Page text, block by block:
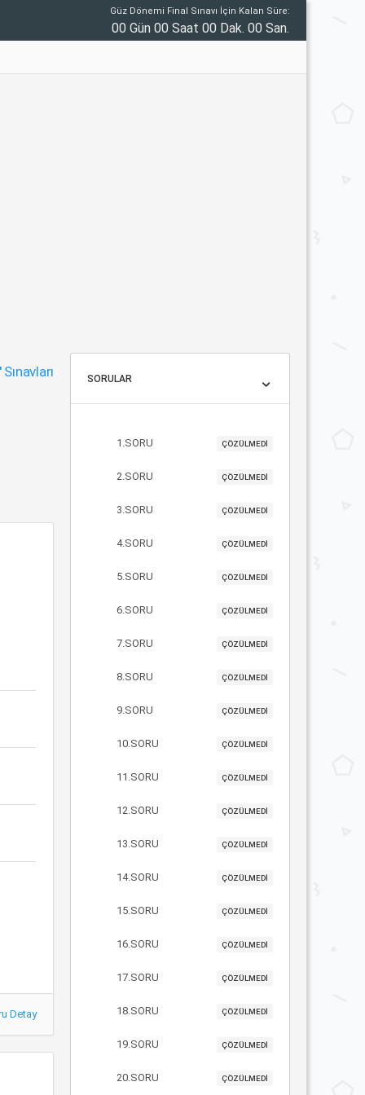
Güz Dönemi Final Sınavı İçin Kalan Süre:
00 Gün 00 Saat 00 Dak. 00 San.
Sınavları
Detay
SORULAR
1.SORU ÇÖZÜLMEDİ
2.SORU ÇÖZÜLMEDİ
3.SORU ÇÖZÜLMEDİ
4.SORU ÇÖZÜLMEDİ
5.SORU ÇÖZÜLMEDİ
6.SORU ÇÖZÜLMEDİ
7.SORU ÇÖZÜLMEDİ
8.SORU ÇÖZÜLMEDİ
9.SORU ÇÖZÜLMEDİ
10.SORU ÇÖZÜLMEDİ
11.SORU ÇÖZÜLMEDİ
12.SORU ÇÖZÜLMEDİ
13.SORU ÇÖZÜLMEDİ
14.SORU ÇÖZÜLMEDİ
15.SORU ÇÖZÜLMEDİ
16.SORU ÇÖZÜLMEDİ
17.SORU ÇÖZÜLMEDİ
18.SORU ÇÖZÜLMEDİ
19.SORU ÇÖZÜLMEDİ
20.SORU ÇÖZÜLMEDİ